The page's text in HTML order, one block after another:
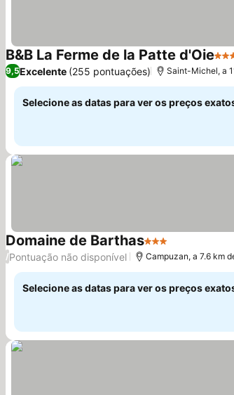
B&B La Ferme de la Patte d'Oie3
9,5Excelente (255 pontuações) Saint-Michel, a
Selecione as datas para ver os preços
Domaine de Barthas3 Estrelas
/Pontuação não disponível Campuzan, a 7.6 km
Selecione as datas para ver os preços